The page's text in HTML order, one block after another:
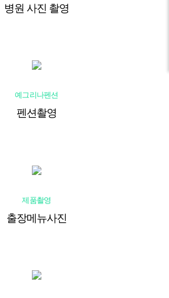
병원 사진 촬영
예그리나펜션
펜션촬영
제품촬영
출장메뉴사진